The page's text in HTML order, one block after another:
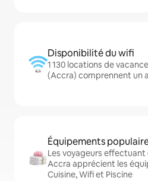
Disponibilité du wifi
1 130 locations de
(Accra) comprennent un
Équipements
Les voyageurs
Accra apprécient les
Cuisine, Wifi et Piscine